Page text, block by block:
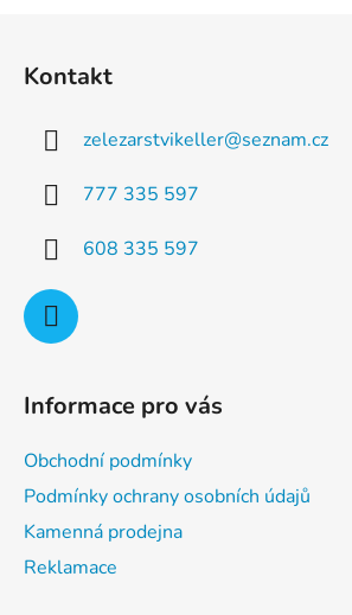
v
Kontakt
zelezarstvikeller@seznam.cz
777 335 597
608 335 597
Informace pro vás
Obchodní podmínky
Podmínky ochrany osobních údajů
Kamenná prodejna
Reklamace